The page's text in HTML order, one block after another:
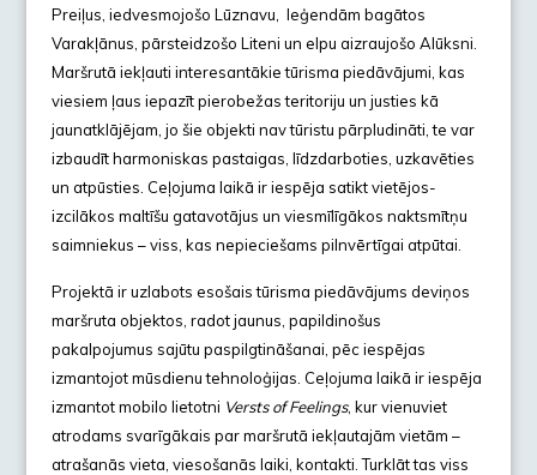
Preiļus, iedvesmojošo Lūznavu, leģendām bagātos
Varakļānus, pārsteidzošo Liteni un elpu aizraujošo Alūksni.
Maršrutā iekļauti interesantākie tūrisma piedāvājumi, kas
viesiem ļaus iepazīt pierobežas teritoriju un justies kā
jaunatklājējam, jo šie objekti nav tūristu pārpludināti, te var
izbaudīt harmoniskas pastaigas, līdzdarboties, uzkavēties
un atpūsties. Ceļojuma laikā ir iespēja satikt vietējos-
izcilākos maltīšu gatavotājus un viesmīlīgākos naktsmītņu
saimniekus – viss, kas nepieciešams pilnvērtīgai atpūtai.
Projektā ir uzlabots esošais tūrisma piedāvājums deviņos
maršruta objektos, radot jaunus, papildinošus
pakalpojumus sajūtu paspilgtināšanai, pēc iespējas
izmantojot mūsdienu tehnoloģijas. Ceļojuma laikā ir iespēja
izmantot mobilo lietotni Versts of Feelings, kur vienuviet
atrodams svarīgākais par maršrutā iekļautajām vietām –
atrašanās vieta, viesošanās laiki, kontakti. Turklāt tas viss